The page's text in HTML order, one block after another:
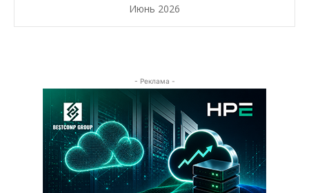
Июнь 2026
- Реклама -